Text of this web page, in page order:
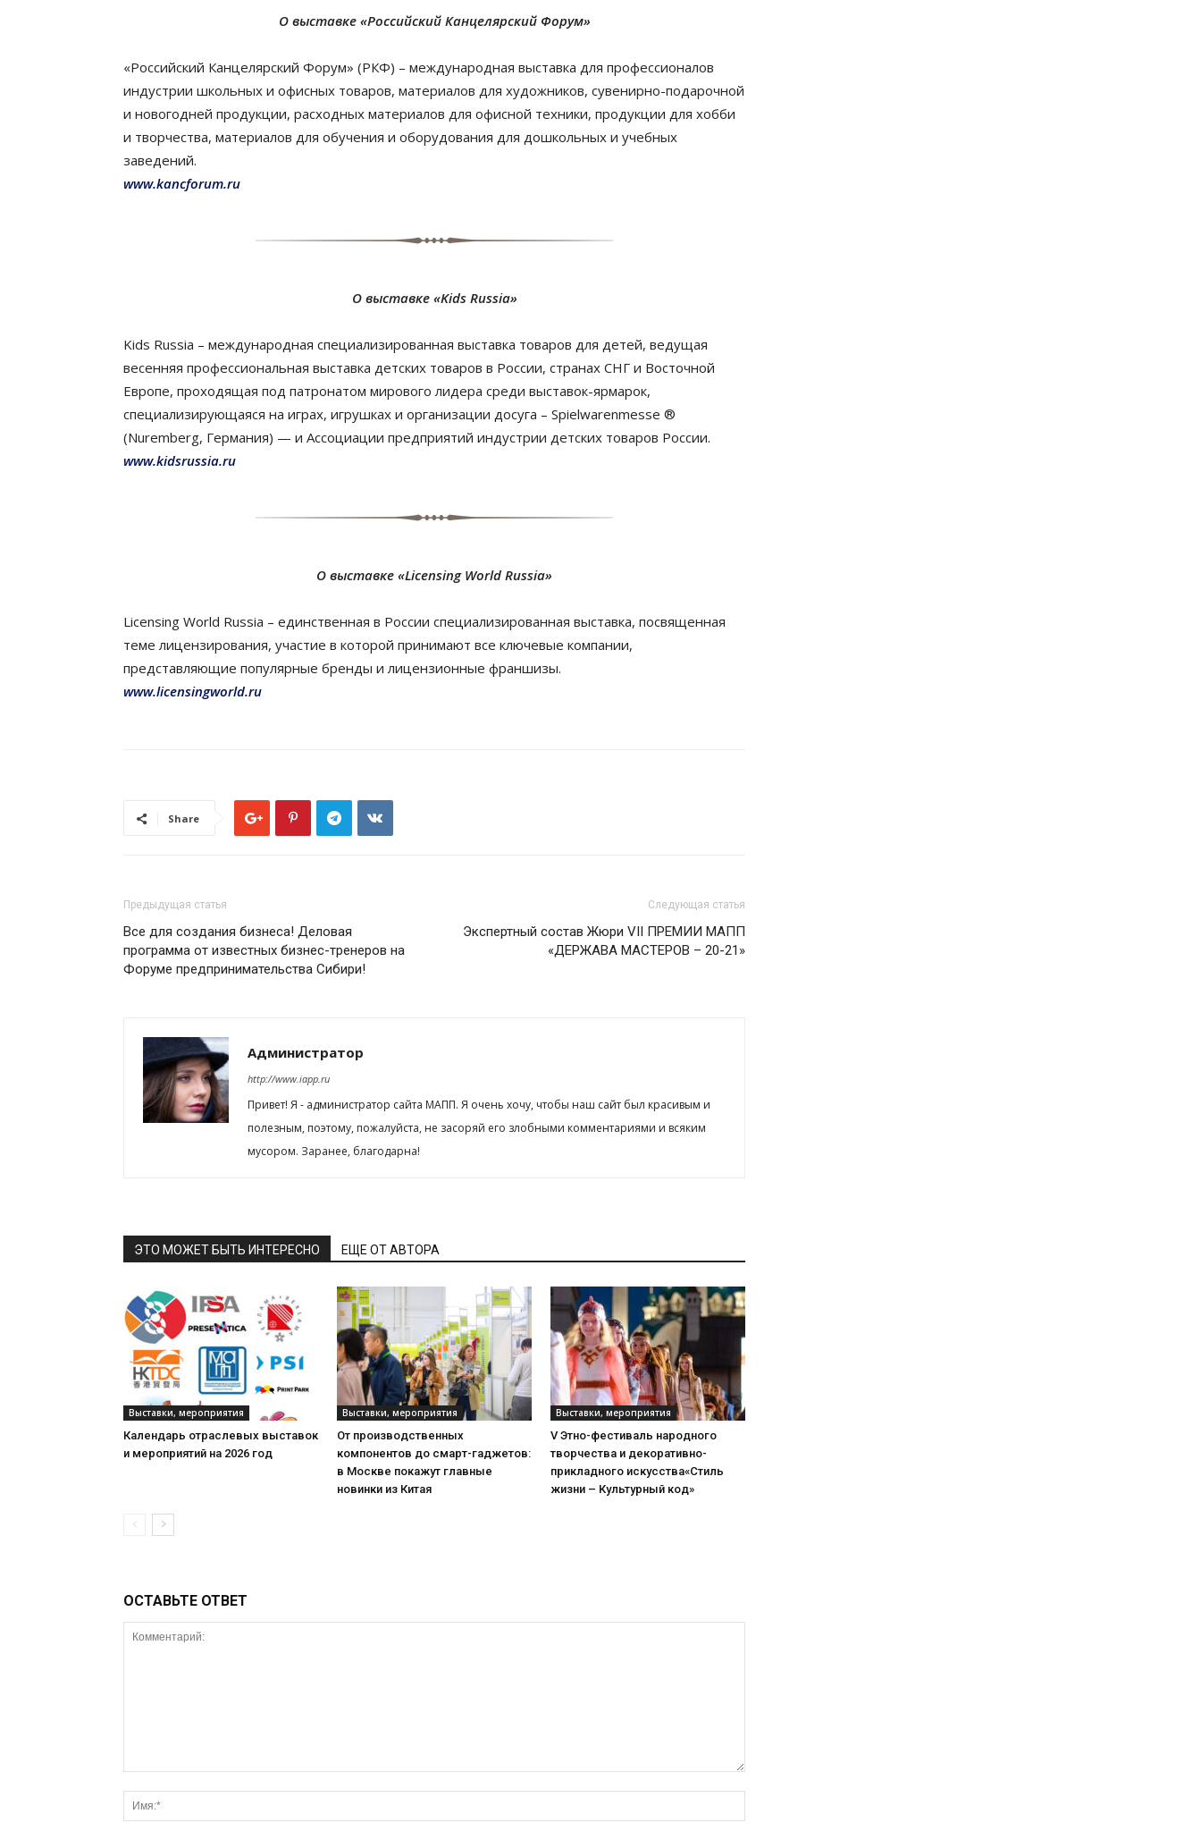
О выставке «Российский Канцелярский Форум»
«Российский Канцелярский Форум» (РКФ) – международная выставка для профессионалов
индустрии школьных и офисных товаров, материалов для художников, сувенирно-подарочной
и новогодней продукции, расходных материалов для офисной техники, продукции для хобби
и творчества, материалов для обучения и оборудования для дошкольных и учебных
заведений.
www.kancforum.ru
О выставке «Kids Russia»
Kids Russia – международная специализированная выставка товаров для детей, ведущая
весенняя профессиональная выставка детских товаров в России, странах СНГ и Восточной
Европе, проходящая под патронатом мирового лидера среди выставок-ярмарок,
специализирующаяся на играх, игрушках и организации досуга – Spielwarenmesse ®
(Nuremberg, Германия) — и Ассоциации предприятий индустрии детских товаров России.
www.kidsrussia.ru
О выставке «Licensing World Russia»
Licensing World Russia – единственная в России специализированная выставка, посвященная
теме лицензирования, участие в которой принимают все ключевые компании,
представляющие популярные бренды и лицензионные франшизы.
www.licensingworld.ru
Share
Предыдущая статья
Все для создания бизнеса! Деловая
программа от известных бизнес-тренеров на
Форуме предпринимательства Сибири!
Следующая статья
Экспертный состав Жюри VII ПРЕМИИ МАПП
«ДЕРЖАВА МАСТЕРОВ – 20-21»
Администратор
http://www.iapp.ru
Привет! Я - администратор сайта МАПП. Я очень хочу, чтобы наш сайт был красивым и
полезным, поэтому, пожалуйста, не засоряй его злобными комментариями и всяким
мусором. Заранее, благодарна!
ЭТО МОЖЕТ БЫТЬ ИНТЕРЕСНО ЕЩЕ ОТ АВТОРА
Выставки, мероприятия
Календарь отраслевых выставок
и мероприятий на 2026 год
Выставки, мероприятия
От производственных
компонентов до смарт-гаджетов:
в Москве покажут главные
новинки из Китая
Выставки, мероприятия
V Этно-фестиваль народного
творчества и декоративно-
прикладного искусства«Стиль
жизни – Культурный код»
ОСТАВЬТЕ ОТВЕТ